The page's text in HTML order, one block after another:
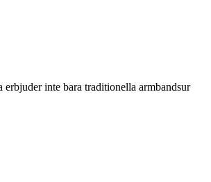
inte bara traditionella armbandsur